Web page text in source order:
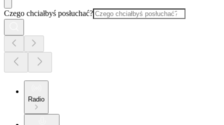
Czego chciałbyś posłuchać?
Radio